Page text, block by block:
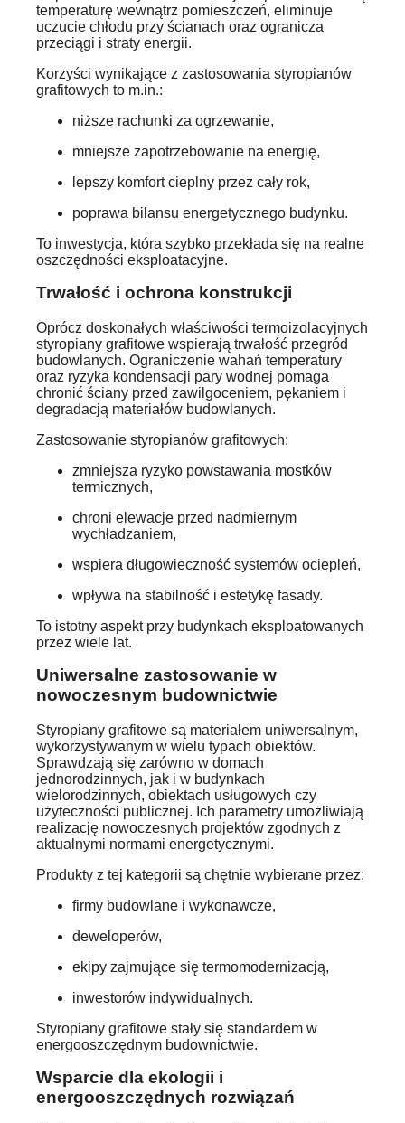
temperaturę wewnątrz pomieszczeń, eliminuje
uczucie chłodu przy ścianach oraz ogranicza
przeciągi i straty energii.
Korzyści wynikające z zastosowania styropianów
grafitowych to m.in.:
niższe rachunki za ogrzewanie,
mniejsze zapotrzebowanie na energię,
lepszy komfort cieplny przez cały rok,
poprawa bilansu energetycznego budynku.
To inwestycja, która szybko przekłada się na realne
oszczędności eksploatacyjne.
Trwałość i ochrona konstrukcji
Oprócz doskonałych właściwości termoizolacyjnych
styropiany grafitowe wspierają trwałość przegród
budowlanych. Ograniczenie wahań temperatury
oraz ryzyka kondensacji pary wodnej pomaga
chronić ściany przed zawilgoceniem, pękaniem i
degradacją materiałów budowlanych.
Zastosowanie styropianów grafitowych:
zmniejsza ryzyko powstawania mostków
termicznych,
chroni elewacje przed nadmiernym
wychładzaniem,
wspiera długowieczność systemów ociepleń,
wpływa na stabilność i estetykę fasady.
To istotny aspekt przy budynkach eksploatowanych
przez wiele lat.
Uniwersalne zastosowanie w
nowoczesnym budownictwie
Styropiany grafitowe są materiałem uniwersalnym,
wykorzystywanym w wielu typach obiektów.
Sprawdzają się zarówno w domach
jednorodzinnych, jak i w budynkach
wielorodzinnych, obiektach usługowych czy
użyteczności publicznej. Ich parametry umożliwiają
realizację nowoczesnych projektów zgodnych z
aktualnymi normami energetycznymi.
Produkty z tej kategorii są chętnie wybierane przez:
firmy budowlane i wykonawcze,
deweloperów,
ekipy zajmujące się termomodernizacją,
inwestorów indywidualnych.
Styropiany grafitowe stały się standardem w
energooszczędnym budownictwie.
Wsparcie dla ekologii i
energooszczędnych rozwiązań